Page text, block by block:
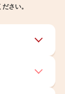
さい。